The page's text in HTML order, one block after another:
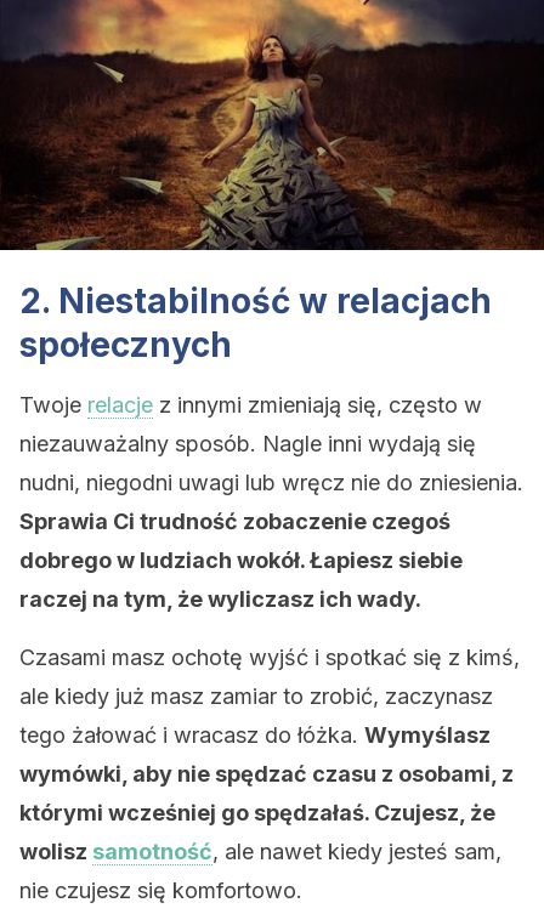
2. Niestabilność w relacjach
społecznych
Twoje relacje z innymi zmieniają się, często w
niezauważalny sposób. Nagle inni wydają się
nudni, niegodni uwagi lub wręcz nie do zniesienia.
Sprawia Ci trudność zobaczenie czegoś
dobrego w ludziach wokół. Łapiesz siebie
raczej na tym, że wyliczasz ich wady.
Czasami masz ochotę wyjść i spotkać się z kimś,
ale kiedy już masz zamiar to zrobić, zaczynasz
tego żałować i wracasz do łóżka. Wymyślasz
wymówki, aby nie spędzać czasu z osobami, z
którymi wcześniej go spędzałaś. Czujesz, że
wolisz samotność, ale nawet kiedy jesteś sam,
nie czujesz się komfortowo.